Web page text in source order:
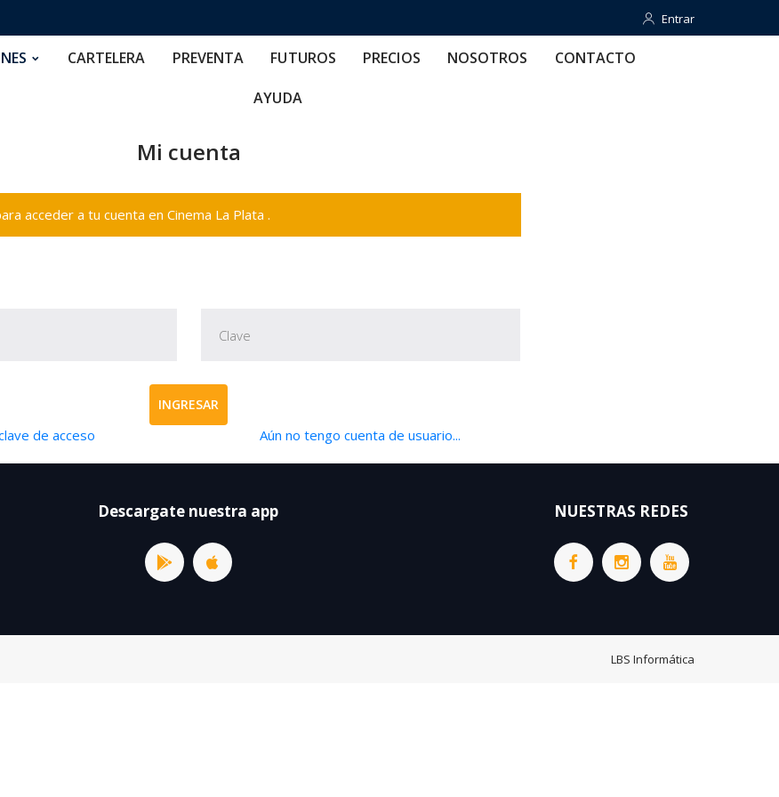
Entrar
Entrar
CARTELERA PREVENTA FUTUROS PRECIOS NOSOTROS CONTACTO
AYUDA
Mi cuenta
acceder a tu cuenta en Cinema La Plata .
INGRESAR
de acceso Aún no tengo cuenta de usuario...
Descargate nuestra app NUESTRAS REDES
LBS Informática